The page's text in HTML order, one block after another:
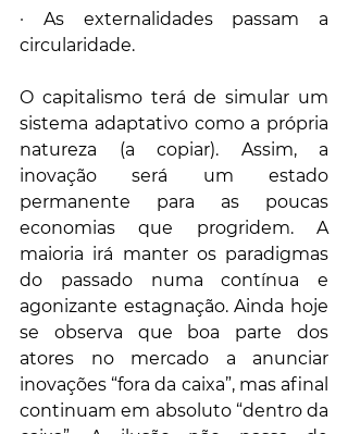
· As externalidades passam a
circularidade.
O capitalismo terá de simular um
sistema adaptativo como a própria
natureza (a copiar). Assim, a
inovação será um estado
permanente para as poucas
economias que progridem. A
maioria irá manter os paradigmas
do passado numa contínua e
agonizante estagnação. Ainda hoje
se observa que boa parte dos
atores no mercado a anunciar
inovações “fora da caixa”, mas afinal
continuam em absoluto “dentro da